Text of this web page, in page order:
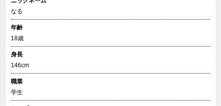
なる
年齢
18歳
身長
146cm
職業
学生